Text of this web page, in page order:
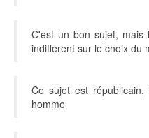
C'est un bon sujet,
indifférent sur le choix du
Ce sujet est
homme